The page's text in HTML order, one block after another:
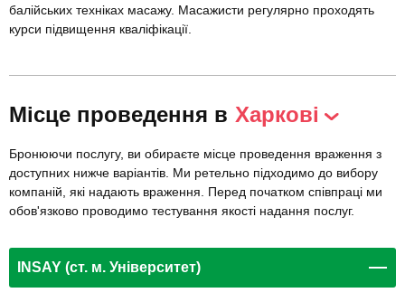
балійських техніках масажу. Масажисти регулярно проходять
курси підвищення кваліфікації.
Місце проведення в Харкові
Бронюючи послугу, ви обираєте місце проведення враження з
доступних нижче варіантів. Ми ретельно підходимо до вибору
компаній, які надають враження. Перед початком співпраці ми
обов'язково проводимо тестування якості надання послуг.
INSAY (ст. м. Університет)